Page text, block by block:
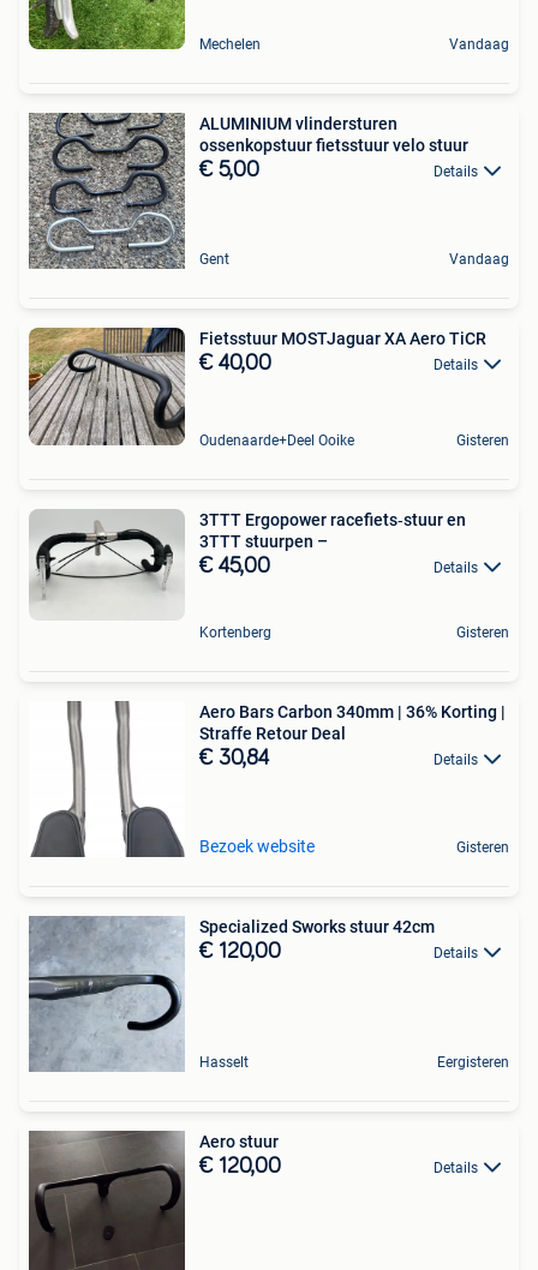
Mechelen Vandaag
ALUMINIUM vlindersturen
ossenkopstuur fietsstuur velo stuur
€ 5,00 Details
Gent Vandaag
Fietsstuur MOSTJaguar XA Aero TiCR
€ 40,00 Details
Oudenaarde+Deel Ooike Gisteren
3TTT Ergopower racefiets‑stuur en
3TTT stuurpen –
€ 45,00 Details
Kortenberg Gisteren
Aero Bars Carbon 340mm | 36% Korting |
Straffe Retour Deal
€ 30,84 Details
Bezoek website Gisteren
Specialized Sworks stuur 42cm
€ 120,00 Details
Hasselt Eergisteren
Aero stuur
€ 120,00 Details